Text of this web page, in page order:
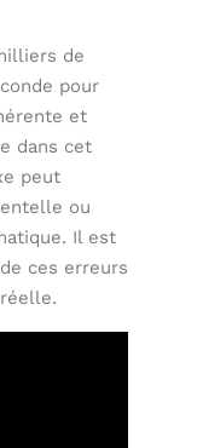
de
pour
et
dans cet
peut
ou
Il est
ces erreurs